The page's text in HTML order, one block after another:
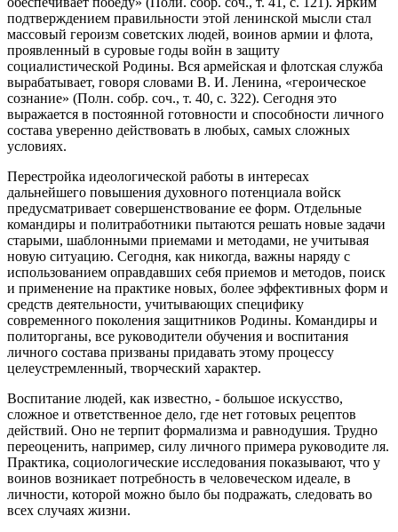
подтверждением правильности этой ленинской мысли стал
массовый героизм советских людей, воинов армии и флота,
проявленный в суровые годы войн в защиту
социалистической Родины. Вся армейская и флотская служба
вырабатывает, говоря словами В. И. Ленина, «героическое
сознание» (Полн. собр. соч., т. 40, с. 322). Сегодня это
выражается в постоянной готовности и способности личного
состава уверенно действовать в любых, самых сложных
условиях.
Перестройка идеологической работы в интересах
дальнейшего повышения духовного потенциала войск
предусматривает совершенствование ее форм. Отдельные
командиры и политработники пытаются решать новые задачи
старыми, шаблонными приемами и методами, не учитывая
новую ситуацию. Сегодня, как никогда, важны наряду с
использованием оправдавших себя приемов и методов, поиск
и применение на практике новых, более эффективных форм и
средств деятельности, учитывающих специфику
современного поколения защитников Родины. Командиры и
политорганы, все руководители обучения и воспитания
личного состава призваны придавать этому процессу
целеустремленный, творческий характер.
Воспитание людей, как известно, - большое искусство,
сложное и ответственное дело, где нет готовых рецептов
действий. Оно не терпит формализма и равнодушия. Трудно
переоценить, например, силу личного примера руководите ля.
Практика, социологические исследования показывают, что у
воинов возникает потребность в человеческом идеале, в
личности, которой можно было бы подражать, следовать во
всех случаях жизни.